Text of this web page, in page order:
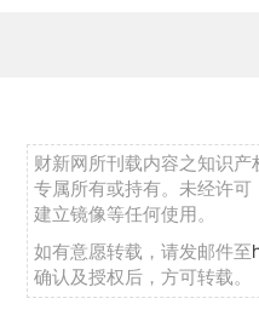
财新网所刊载内容之知识
专属所有或持有。未经许
建立镜像等任何使用。
如有意愿转载，请发邮件至
确认及授权后，方可转载。